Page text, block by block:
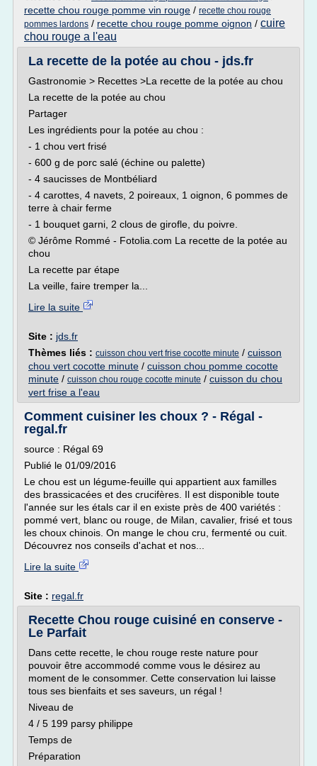
recette chou rouge pomme vin rouge / recette chou rouge
pommes lardons / recette chou rouge pomme oignon / cuire
chou rouge a l'eau
La recette de la potée au chou - jds.fr
Gastronomie > Recettes >La recette de la potée au chou
La recette de la potée au chou
Partager
Les ingrédients pour la potée au chou :
- 1 chou vert frisé
- 600 g de porc salé (échine ou palette)
- 4 saucisses de Montbéliard
- 4 carottes, 4 navets, 2 poireaux, 1 oignon, 6 pommes de
terre à chair ferme
- 1 bouquet garni, 2 clous de girofle, du poivre.
© Jérôme Rommé - Fotolia.com La recette de la potée au
chou
La recette par étape
La veille, faire tremper la...
Lire la suite
Site : jds.fr
Thèmes liés : cuisson chou vert frise cocotte minute / cuisson
chou vert cocotte minute / cuisson chou pomme cocotte
minute / cuisson chou rouge cocotte minute / cuisson du chou
vert frise a l'eau
Comment cuisiner les choux ? - Régal -
regal.fr
source : Régal 69
Publié le 01/09/2016
Le chou est un légume-feuille qui appartient aux familles
des brassicacées et des crucifères. Il est disponible toute
l'année sur les étals car il en existe près de 400 variétés :
pommé vert, blanc ou rouge, de Milan, cavalier, frisé et tous
les choux chinois. On mange le chou cru, fermenté ou cuit.
Découvrez nos conseils d'achat et nos...
Lire la suite
Site : regal.fr
Recette Chou rouge cuisiné en conserve -
Le Parfait
Dans cette recette, le chou rouge reste nature pour
pouvoir être accommodé comme vous le désirez au
moment de le consommer. Cette conservation lui laisse
tous ses bienfaits et ses saveurs, un régal !
Niveau de
4 / 5 199 parsy philippe
Temps de
Préparation